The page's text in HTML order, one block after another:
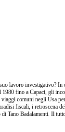
lavoro investigativo? In
fino a Capaci, gli
comuni negli Usa
fiscali, i retroscena
Tano Badalamenti. Il